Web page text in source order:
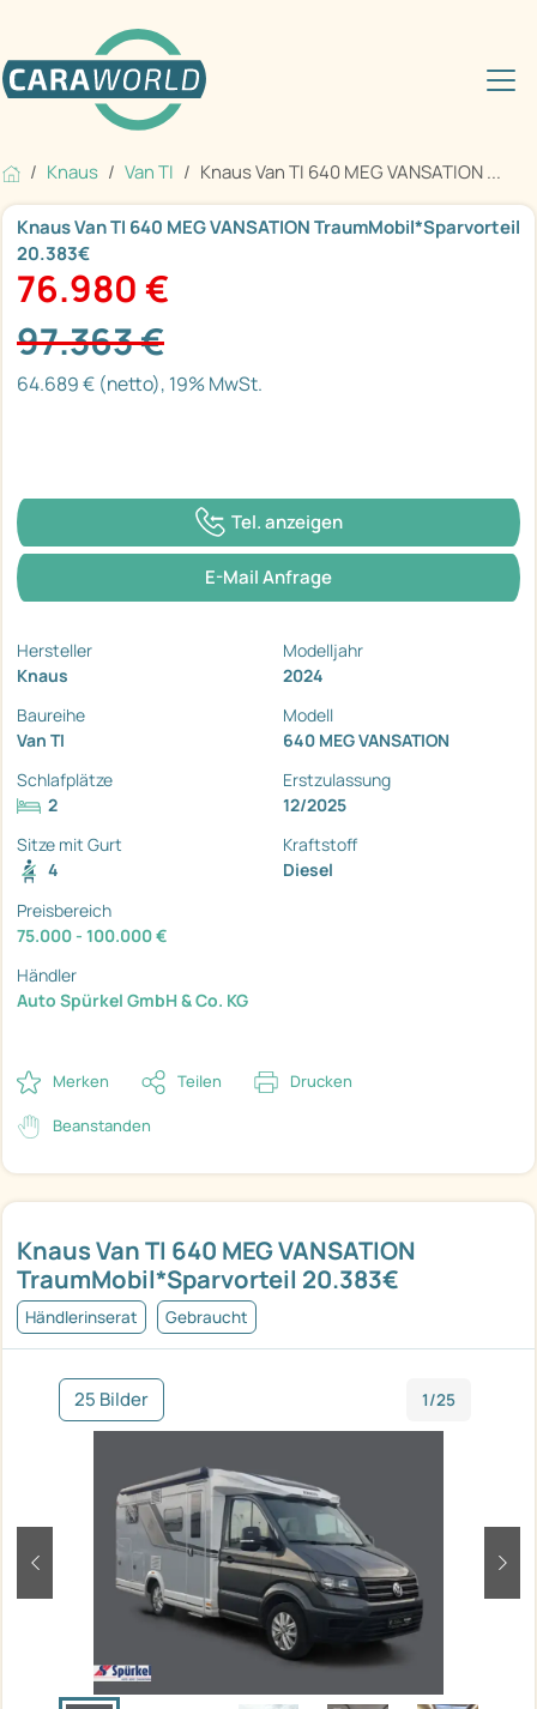
Knaus Van TI Knaus Van TI 640 MEG VANSATION ...
Knaus Van TI 640 MEG VANSATION
TraumMobil*Sparvorteil 20.383€
Händlerinserat Gebraucht
25 Bilder 1/25
zurück
Knaus Van TI 640 MEG VANSATION TraumMobil*Sparvorteil
20.383€
76.980 €
97.363 €
64.689 € (netto), 19% MwSt.
Tel. anzeigen
E-Mail Anfrage
Hersteller
Knaus
Modelljahr
2024
Baureihe
Van TI
Modell
640 MEG VANSATION
Schlafplätze
2
Erstzulassung
12/2025
Sitze mit Gurt
4
Kraftstoff
Diesel
Preisbereich
75.000 - 100.000 €
Händler
Auto Spürkel GmbH & Co. KG
Merken Teilen Drucken
Beanstanden